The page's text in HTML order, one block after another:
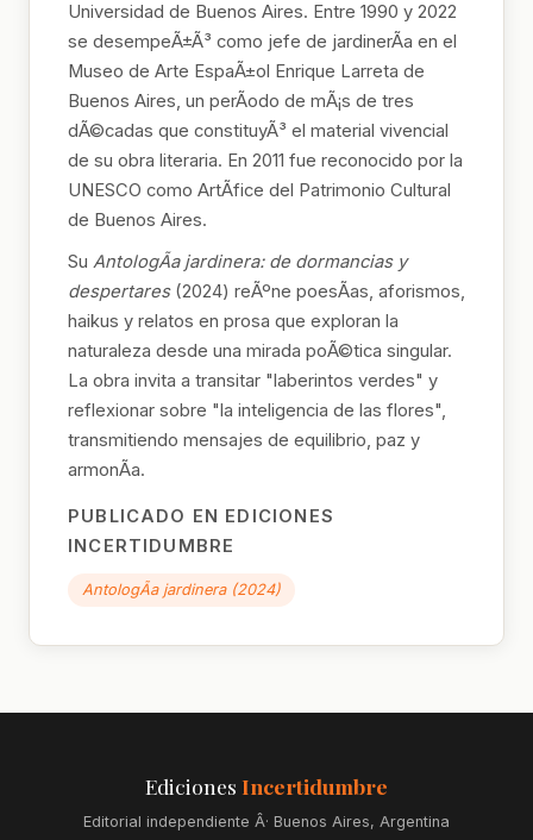
Universidad de Buenos Aires. Entre 1990 y 2022
se desempeÃ±Ã³ como jefe de jardinerÃ­a en el
Museo de Arte EspaÃ±ol Enrique Larreta de
Buenos Aires, un perÃ­odo de mÃ¡s de tres
dÃ©cadas que constituyÃ³ el material vivencial
de su obra literaria. En 2011 fue reconocido por la
UNESCO como ArtÃ­fice del Patrimonio Cultural
de Buenos Aires.
Su AntologÃ­a jardinera: de dormancias y
despertares(2024) reÃºne poesÃ­as, aforismos,
haikus y relatos en prosa que exploran la
naturaleza desde una mirada poÃ©tica singular.
La obra invita a transitar "laberintos verdes" y
reflexionar sobre "la inteligencia de las flores",
transmitiendo mensajes de equilibrio, paz y
armonÃ­a.
PUBLICADO EN EDICIONES
INCERTIDUMBRE
AntologÃ­a jardinera (2024)
Ediciones Incertidumbre
Editorial independiente Â· Buenos Aires, Argentina